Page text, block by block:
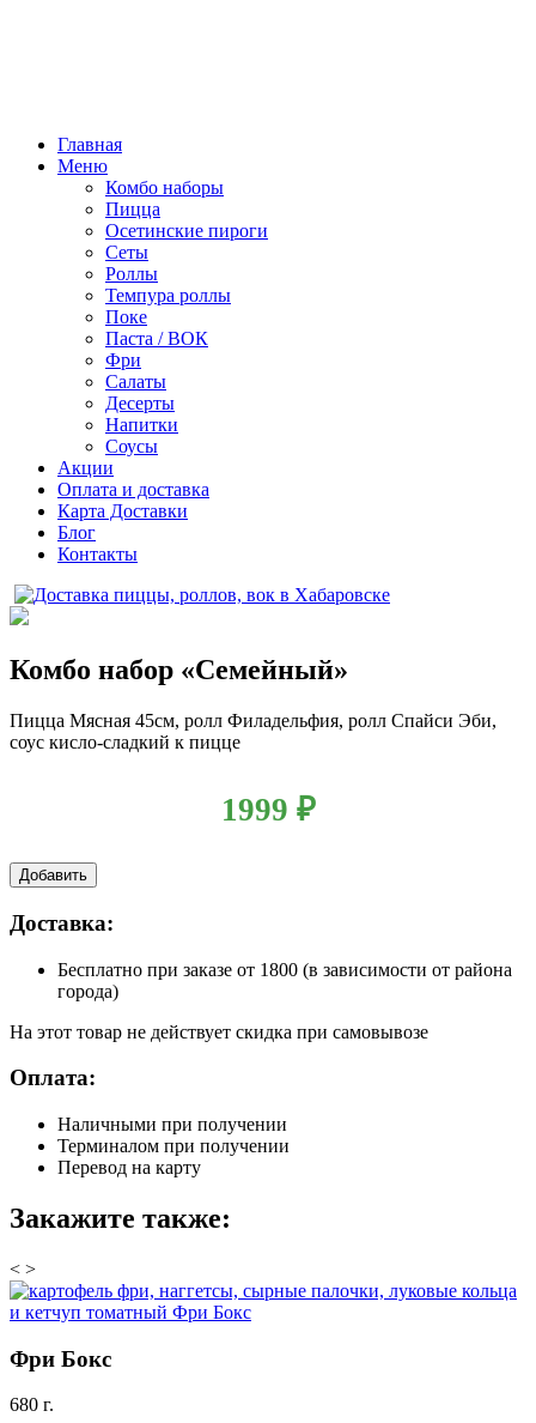
Главная
Меню
Комбо наборы
Пицца
Осетинские пироги
Сеты
Роллы
Темпура роллы
Поке
Паста / ВОК
Фри
Салаты
Десерты
Напитки
Соусы
Акции
Оплата и доставка
Карта Доставки
Блог
Контакты
Комбо набор «Семейный»
Пицца Мясная 45см, ролл Филадельфия, ролл Спайси Эби,
соус кисло-сладкий к пицце
1999 ₽
Добавить
Доставка:
Бесплатно при заказе от 1800 (в зависимости от района
города)
На этот товар не действует скидка при самовывозе
Оплата:
Наличными при получении
Терминалом при получении
Перевод на карту
Закажите также:
< >
Фри Бокс
680 г.